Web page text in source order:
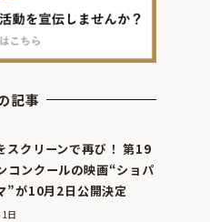
記事
スクリーンで再び！ 第19
コンクールの映画“ショパ
”が10月2日公開決定
日